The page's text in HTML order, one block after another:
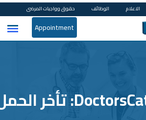
الاعلام الوظائف حقوق وواجبات المرضى
Appointment
تأخر